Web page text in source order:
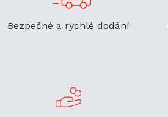
Bezpečné a rychlé dodání